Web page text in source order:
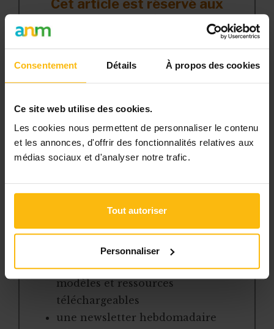
Consentement Détails À propos des cookies
Ce site web utilise des cookies.
Les cookies nous permettent de personnaliser le contenu
et les annonces, d'offrir des fonctionnalités relatives aux
médias sociaux et d'analyser notre trafic.
Tout autoriser
Personnaliser
Cet article est réservé aux
abonnés
L’abonnement MonASBL vous donne
un accès complet à des ressources
pratiques et à une expertise actualisée
bénéficiez de :
l’accès libre à l’ensemble des
des articles, dossiers et conseils
pratiques régulièrement mis à jour
la veille sur les lois, règles et
jurisprudence
une boîte à outils avec des
modèles et ressources
téléchargeables
une newsletter hebdomadaire